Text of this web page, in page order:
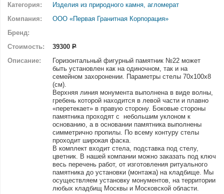
Категория:
Изделия из природного камня, агломерат
Компания:
ООО «Первая Гранитная Корпорация»
Бренд:
Стоимость:
39300 Р
Описание:
Горизонтальный фигурный памятник №22 может
быть установлен как на одиночном, так и на
семейном захоронении. Параметры стелы 70х100х8
(см).
Верхняя линия монумента выполнена в виде волны,
гребень которой находится в левой части и плавно
«перетекает» в правую сторону. Боковые стороны
памятника проходят с небольшим уклоном к
основанию, а в основании памятника выполнены
симметрично пропилы. По всему контуру стелы
проходит широкая фаска.
В комплект входит стела, подставка под стелу,
цветник. В нашей компании можно заказать под ключ
весь перечень работ, от изготовления ритуального
памятника до установки (монтажа) на кладбище. Мы
осуществляем установку монументов, на территории
любых кладбищ Москвы и Московской области.